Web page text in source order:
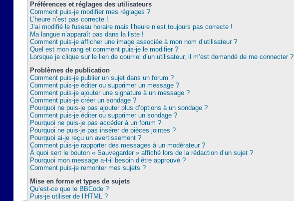
Préférences et réglages des utilisateurs
Comment puis-je modifier mes réglages ?
L’heure n’est pas correcte !
J’ai modifié le fuseau horaire mais l’heure n’est toujours pas correcte !
Ma langue n’apparaît pas dans la liste !
Comment puis-je afficher une image associée à mon nom d’utilisateur ?
Quel est mon rang et comment puis-je le modifier ?
Lorsque je clique sur le lien de courriel d’un utilisateur, il m’est demandé de me connecter ?
Problèmes de publication
Comment puis-je publier un sujet dans un forum ?
Comment puis-je éditer ou supprimer un message ?
Comment puis-je ajouter une signature à un message ?
Comment puis-je créer un sondage ?
Pourquoi ne puis-je pas ajouter plus d’options à un sondage ?
Comment puis-je éditer ou supprimer un sondage ?
Pourquoi ne puis-je pas accéder à un forum ?
Pourquoi ne puis-je pas insérer de pièces jointes ?
Pourquoi ai-je reçu un avertissement ?
Comment puis-je rapporter des messages à un modérateur ?
À quoi sert le bouton « Sauvegarder » affiché lors de la rédaction d’un sujet ?
Pourquoi mon message a-t-il besoin d’être approuvé ?
Comment puis-je remonter mes sujets ?
Mise en forme et types de sujets
Qu’est-ce que le BBCode ?
Puis-je utiliser de l’HTML ?